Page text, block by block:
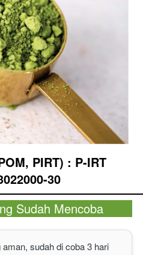
PIRT) : P-IRT
30
Sudah Mencoba
sudah di coba 3 hari